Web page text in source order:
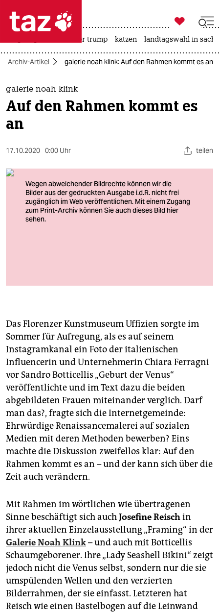
 taz zahl ich
taz zahl ich
themen
politik
öko
gesellschaft
kultur
sport
berlin
verlag
veranstaltungen
shop
fragen & hilfe
unterstützen
abo
genossenschaft
epaper login

taz zahl ich
usa unter trump katzen landtagswahl in
Archiv-Artikel galerie noah klink: Auf den Rahmen kommt es an
galerie noah klink
Auf den Rahmen kommt es
an
17.10.2020 0:00 Uhr teilen
Das Florenzer Kunstmuseum Uffizien sorgte im
Sommer für Aufregung, als es auf seinem
Instagramkanal ein Foto der italienischen
Influencerin und Unternehmerin Chiara Ferragni
vor Sandro Botticellis „Geburt der Venus“
veröffentlichte und im Text dazu die beiden
abgebildeten Frauen miteinander verglich. Darf
man das?, fragte sich die Internetgemeinde:
Ehrwürdige Renaissancemalerei auf sozialen
Medien mit deren Methoden bewerben? Eins
machte die Diskussion zweifellos klar: Auf den
Rahmen kommt es an – und der kann sich über die
Zeit auch verändern.
Mit Rahmen im wörtlichen wie übertragenen
Sinne beschäftigt sich auchJosefine Reischin
ihrer aktuellen Einzelausstellung „Framing“ in der
Galerie Noah Klink– und auch mit Botticellis
Schaumgeborener. Ihre „Lady Seashell Bikini“ zeigt
jedoch nicht die Venus selbst, sondern nur die sie
umspülenden Wellen und den verzierten
Bilderrahmen, der sie einfasst. Letzteren hat
Reisch wie einen Bastelbogen auf die Leinwand